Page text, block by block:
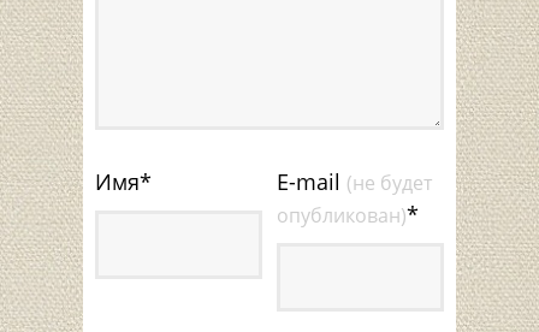
Имя* E-mail (не будет
опубликован)*